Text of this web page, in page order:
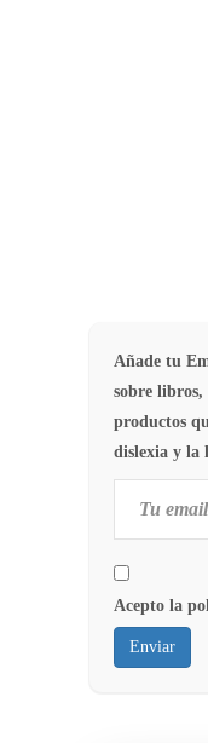
Añade tu
sobre libros,
productos
dislexia y la
Acepto la
Enviar